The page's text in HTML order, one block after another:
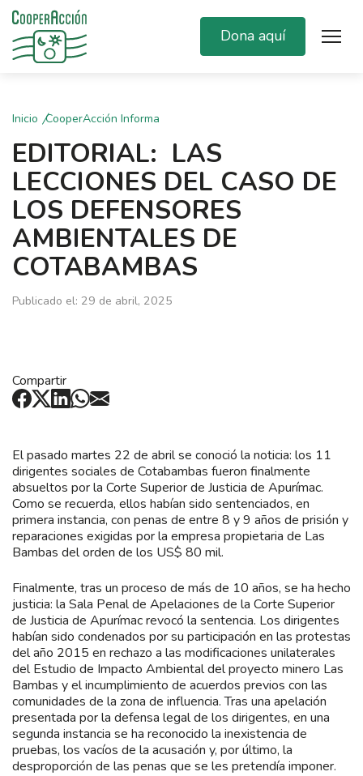
Dona aquí
Inicio CooperAcción Informa
EDITORIAL: LAS
LECCIONES DEL CASO DE
LOS DEFENSORES
AMBIENTALES DE
COTABAMBAS
Publicado el: 29 de abril, 2025
Compartir
El pasado martes 22 de abril se conoció la noticia: los 11
dirigentes sociales de Cotabambas fueron finalmente
absueltos por la Corte Superior de Justicia de Apurímac.
Como se recuerda, ellos habían sido sentenciados, en
primera instancia, con penas de entre 8 y 9 años de prisión y
reparaciones exigidas por la empresa propietaria de Las
Bambas del orden de los US$ 80 mil.
Finalmente, tras un proceso de más de 10 años, se ha hecho
justicia: la Sala Penal de Apelaciones de la Corte Superior
de Justicia de Apurímac revocó la sentencia. Los dirigentes
habían sido condenados por su participación en las protestas
del año 2015 en rechazo a las modificaciones unilaterales
del Estudio de Impacto Ambiental del proyecto minero Las
Bambas y el incumplimiento de acuerdos previos con las
comunidades de la zona de influencia. Tras una apelación
presentada por la defensa legal de los dirigentes, en una
segunda instancia se ha reconocido la inexistencia de
pruebas, los vacíos de la acusación y, por último, la
desproporción de las penas que se les pretendía imponer.